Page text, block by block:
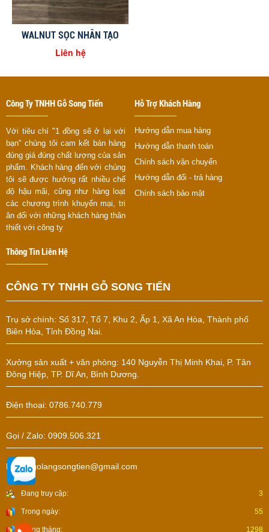
WALNUT SỌC NHÂN TẠO
Liên hệ
Công Ty TNHH Gỗ Song Tiến
Với tiêu chí "1 đồng sẽ ở lại với
bạn" chúng tôi cam kết bán hàng
đúng giá đúng chất lượng của sản
phẩm. Khách hàng đến với chúng
tôi sẽ được hưởng rất nhiều chế
độ hậu mãi, cũng như hàng loạt
các chương trình khuyến mại, tri
ân đối với những khách hàng thân
thiết với công ty
Hỗ Trợ Khách Hàng
Hướng dẫn mua hàng
Hướng dẫn thanh toán
Chính sách vận chuyển
Hướng dẫn đổi - trả hàng
Chính sách bảo mật
Thông Tin Liên Hệ
CÔNG TY TNHH GỖ SONG TIẾN
Trụ sở chính: Số 317, Tổ 7, Khu 2, Ấp 1, Xã An Hòa, Thành phố
Biên Hòa, Tỉnh Đồng Nai.
Xưởng sản xuất + văn phòng: 140 Nguyễn Thị Minh Khai, P. Tân
Đông Hiệp, TP. Dĩ An, Bình Dương.
Điện thoại: 0786.740.779
Gọi / Zalo: 0909.506.321
Email: golangsongtien@gmail.com
Đang truy cập: 3
Trong ngày: 55
Trong tháng: 1298